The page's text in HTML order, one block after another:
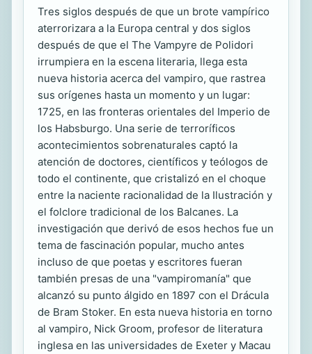
Tres siglos después de que un brote vampírico
aterrorizara a la Europa central y dos siglos
después de que el The Vampyre de Polidori
irrumpiera en la escena literaria, llega esta
nueva historia acerca del vampiro, que rastrea
sus orígenes hasta un momento y un lugar:
1725, en las fronteras orientales del Imperio de
los Habsburgo. Una serie de terroríficos
acontecimientos sobrenaturales captó la
atención de doctores, científicos y teólogos de
todo el continente, que cristalizó en el choque
entre la naciente racionalidad de la Ilustración y
el folclore tradicional de los Balcanes. La
investigación que derivó de esos hechos fue un
tema de fascinación popular, mucho antes
incluso de que poetas y escritores fueran
también presas de una "vampiromanía" que
alcanzó su punto álgido en 1897 con el Drácula
de Bram Stoker. En esta nueva historia en torno
al vampiro, Nick Groom, profesor de literatura
inglesa en las universidades de Exeter y Macau